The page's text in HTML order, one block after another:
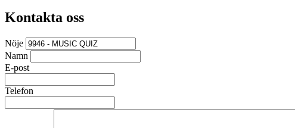
Kontakta oss
Nöje
Namn
E-post
Telefon